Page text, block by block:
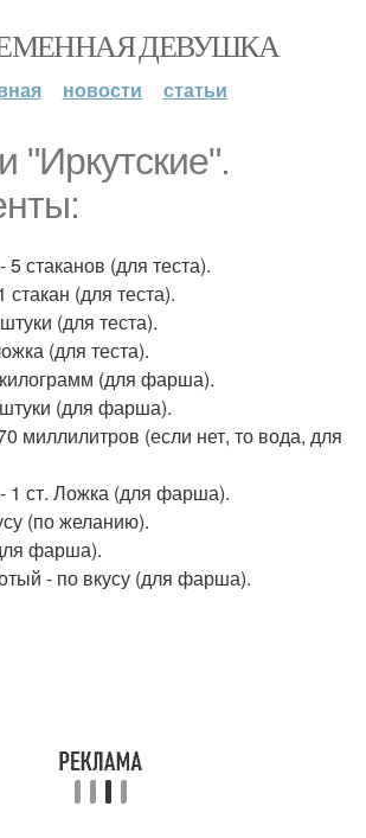
ДЕВУШКА
новости статьи
"Иркутские".
стаканов (для теста).
(для теста).
(для теста).
(для теста).
(для фарша).
(для фарша).
миллилитров (если нет, то вода, для
1 ст. Ложка (для фарша).
(по желанию).
фарша).
- по вкусу (для фарша).